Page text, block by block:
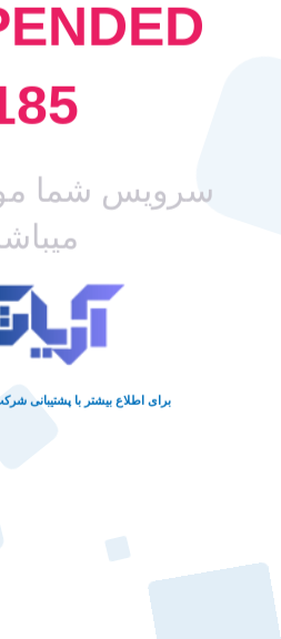
سرویس شما
برای اطلاع بیشتر با پشتیبانی